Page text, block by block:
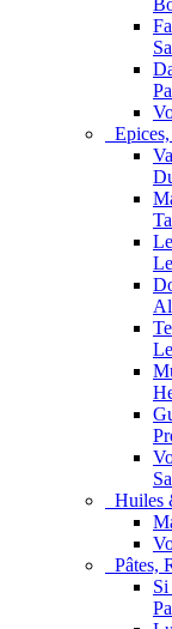
Huiles
Pâtes,